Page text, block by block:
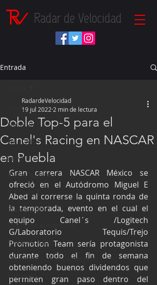
Radar de Velocidad
Entrada
Inicio
Fórmula 1
NASCAR
IndyCar
Autos Turismo
Fórmula E
Súper Copa
Industria Automotriz
Fórmula 4 (F4)
Mexicanos en el extranjero
Kartismo
Doble Top-5 para el
Canel's Racing en NASCAR
en Puebla
RadardeVelocidad
19 jul 2022 2 min de lectura
Gran carrera NASCAR México se
ofreció en el Autódromo Miguel E
Abed al correrse la quinta ronda de
la temporada, evento en el cual el
equipo Canel´s /Logitech
G/Laboratorio Tequis/Trejo
Promotion Team sería protagonista
durante todo el fin de semana
obteniendo buenos dividendos que
permiten gran paso dentro del